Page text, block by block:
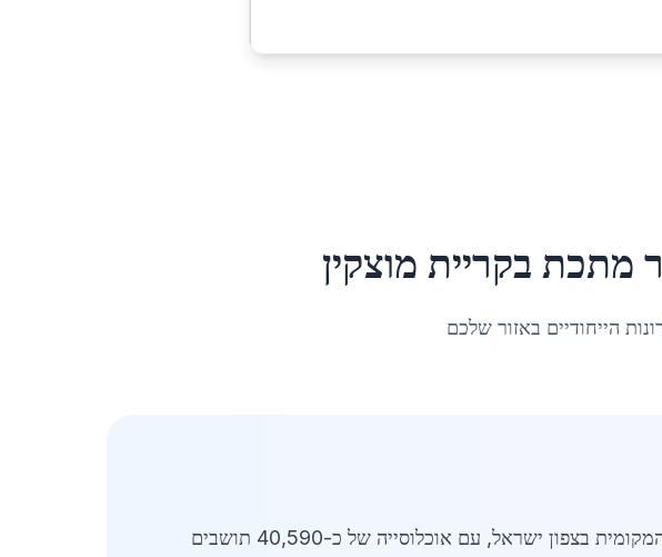
מתכת בקריית מוצקין
הייחודיים באזור שלכם
מעודכן לאפריל 2026. חיתוך לייזר מתכת בקריית מוצקין מהווה חלק מרכזי מהתעשייה המקומית בצפון ישראל, עם אוכלוסייה של כ-40,590 תושבים